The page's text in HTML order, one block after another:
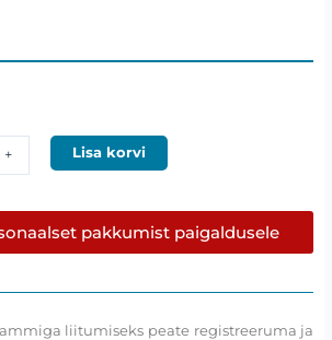
+ Lisa korvi
pakkumist paigaldusele
liitumiseks peate registreeruma ja